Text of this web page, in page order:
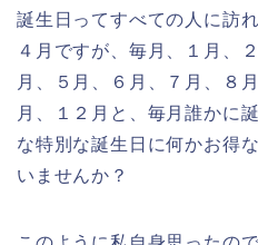
誕生日ってすべての人に訪
４月ですが、毎月、１月、
月、５月、６月、７月、８
月、１２月と、毎月誰かに
な特別な誕生日に何かお得
いませんか？